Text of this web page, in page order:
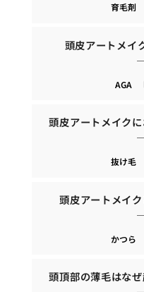
育毛剤
頭皮アートメイ
AGA
頭皮アートメイク
抜け毛
頭皮アートメイ
かつら
頭頂部の薄毛はな